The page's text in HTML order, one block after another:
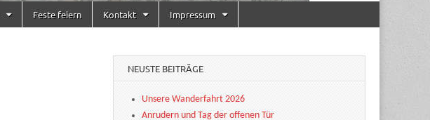
Feste feiern Kontakt Impressum
NEUSTE BEITRÄGE
Unsere Wanderfahrt 2026
Anrudern und Tag der offenen Tür